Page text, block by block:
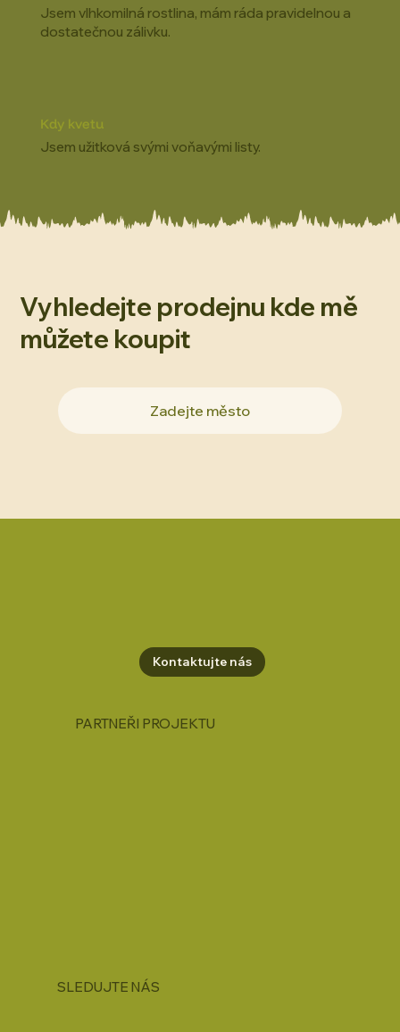
Jsem vlhkomilná rostlina, mám ráda pravidelnou a
dostatečnou zálivku.
Kdy kvetu
Jsem užitková svými voňavými listy.
Vyhledejte prodejnu kde mě
můžete koupit
Kontaktujte nás
PARTNEŘI PROJEKTU
SLEDUJTE NÁS